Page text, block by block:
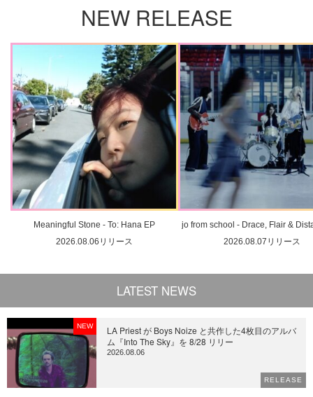
NEW RELEASE
Meaningful Stone - To: Hana EP
2026.08.06リリース
jo from school - Drace, Flair &
2026.08.07リリース
LATEST NEWS
NEW
LA Priest が Boys Noize と共作した4枚目のアルバ
ム『Into The Sky』を 8/28 リリー
2026.08.06
RELEASE